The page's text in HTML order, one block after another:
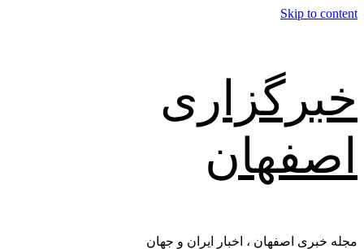
Skip to content
خبرگزاری
اصفهان
مجله خبری اصفهان ، اخبار ایران و جهان